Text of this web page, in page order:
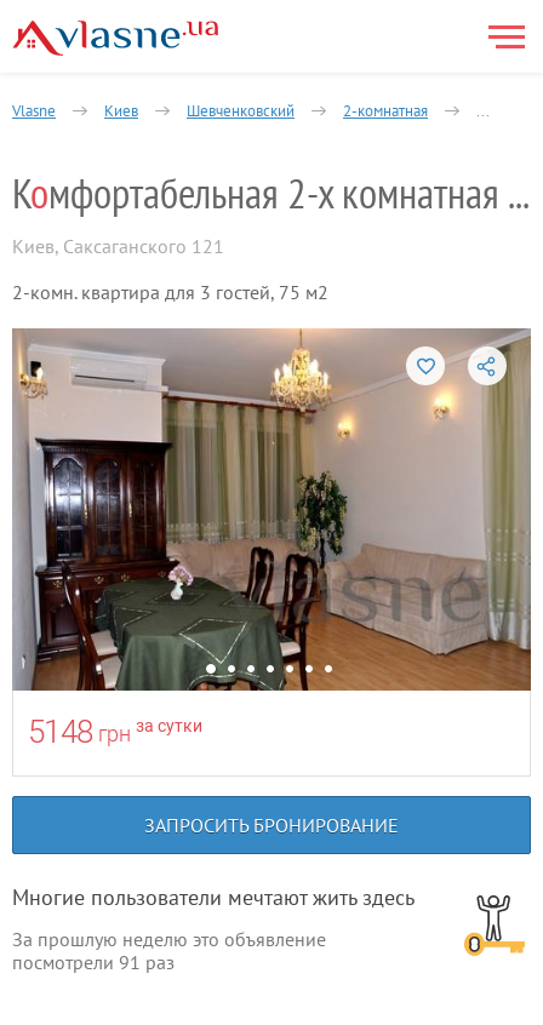
Vlasne Киев Шевченковский 2-комнатная
Ко мфортабельная 2-х комнатная квартира
Киев, Саксаганского 121
2-комн. квартира для 3 гостей, 75 м2
5148 грн за сутки
ЗАПРОСИТЬ БРОНИРОВАНИЕ
Многие пользователи мечтают жить здесь
За прошлую неделю это объявление
посмотрели 91 раз